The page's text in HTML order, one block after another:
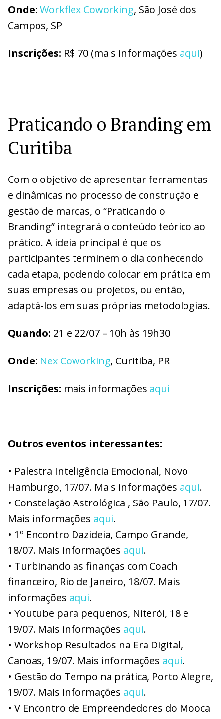
Onde: Workflex Coworking, São José dos
Campos, SP
Inscrições: R$ 70 (mais informações aqui)
Praticando o Branding em
Curitiba
Com o objetivo de apresentar ferramentas
e dinâmicas no processo de construção e
gestão de marcas, o “Praticando o
Branding” integrará o conteúdo teórico ao
prático. A ideia principal é que os
participantes terminem o dia conhecendo
cada etapa, podendo colocar em prática em
suas empresas ou projetos, ou então,
adaptá-los em suas próprias metodologias.
Quando: 21 e 22/07 – 10h às 19h30
Onde: Nex Coworking, Curitiba, PR
Inscrições: mais informações aqui
Outros eventos interessantes:
• Palestra Inteligência Emocional, Novo
Hamburgo, 17/07. Mais informações aqui.
• Constelação Astrológica , São Paulo, 17/07.
Mais informações aqui.
• 1º Encontro Dazideia, Campo Grande,
18/07. Mais informações aqui.
• Turbinando as finanças com Coach
financeiro, Rio de Janeiro, 18/07. Mais
informações aqui.
• Youtube para pequenos, Niterói, 18 e
19/07. Mais informações aqui.
• Workshop Resultados na Era Digital,
Canoas, 19/07. Mais informações aqui.
• Gestão do Tempo na prática, Porto Alegre,
19/07. Mais informações aqui.
• V Encontro de Empreendedores do Mooca